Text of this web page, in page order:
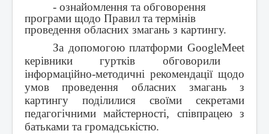
- ознайомлення та обговорення
програми щодо Правил та термінів
проведення обласних змагань з картингу.
За допомогою платформи GoogleMeet
керівники гуртків обговорили
інформаційно-методичні рекомендації щодо
умов проведення обласних змагань з
картингу поділилися своїми секретами
педагогічними майстерності, співпрацею з
батьками та громадськістю.